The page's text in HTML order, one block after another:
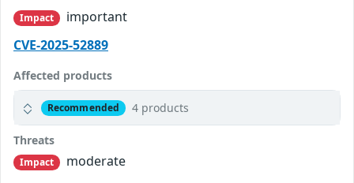
Impact
important
CVE-2025-52889
Affected products
Recommended 4 products
Threats
Impact
moderate